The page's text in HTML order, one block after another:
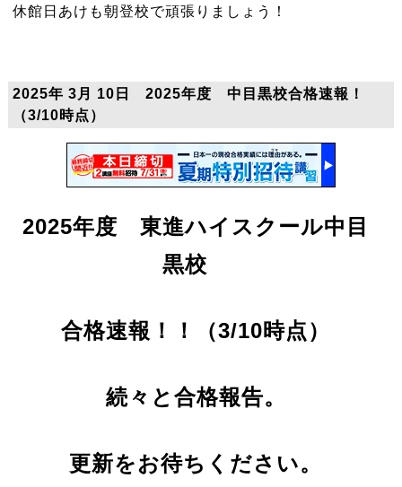
休館日あけも朝登校で頑張りましょう！
2025年 3月 10日 2025年度 中目黒校合格速報！
（3/10時点）
2025年度 東進ハイスクール中目
黒校
合格速報！！（3/10時点）
続々と合格報告。
更新をお待ちください。